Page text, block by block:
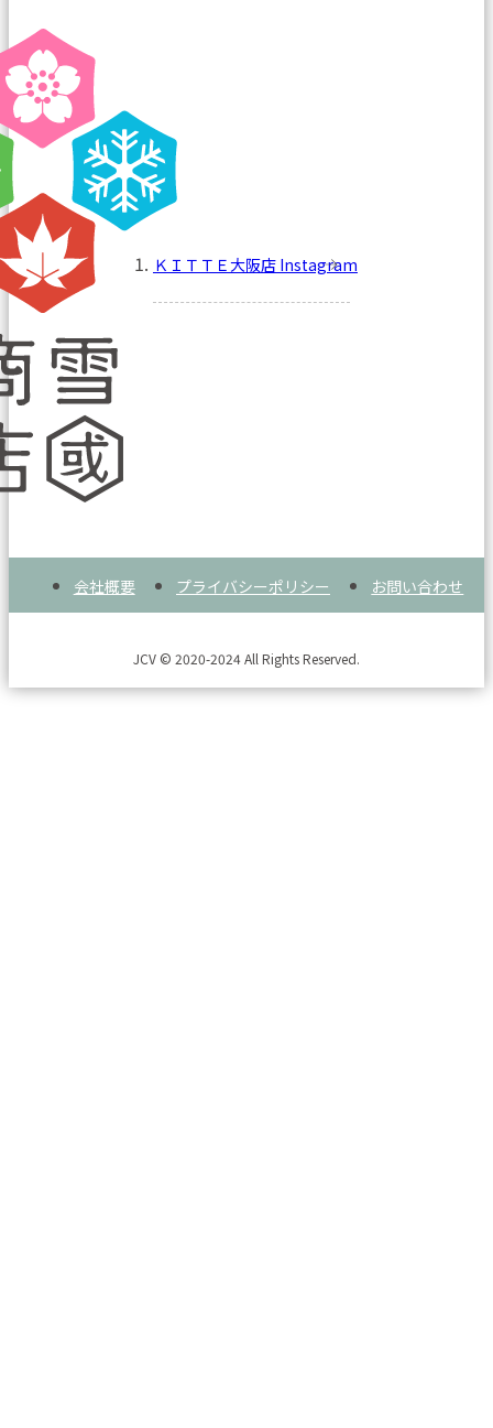
ＫＩＴＴＥ大阪店 Instagram
会社概要 プライバシーポリシー お問い合わせ
JCV © 2020-2024 All Rights Reserved.